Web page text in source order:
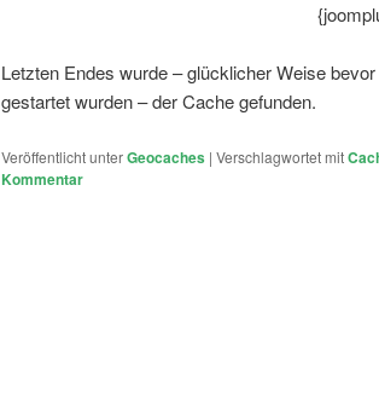
Letzten Endes wurde – glücklicher Weise
gestartet wurden – der Cache gefunden.
Veröffentlicht unterGeocaches | Verschlagwortet mit
Kommentar